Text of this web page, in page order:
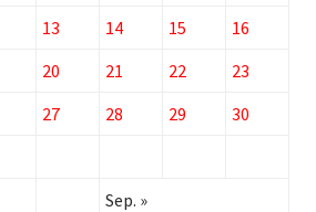
13 14 15
16
20 21 22
23
27 28 29
30
Sep. »